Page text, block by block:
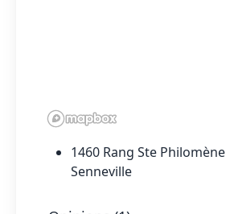
1460 Rang Ste Philomène
Senneville